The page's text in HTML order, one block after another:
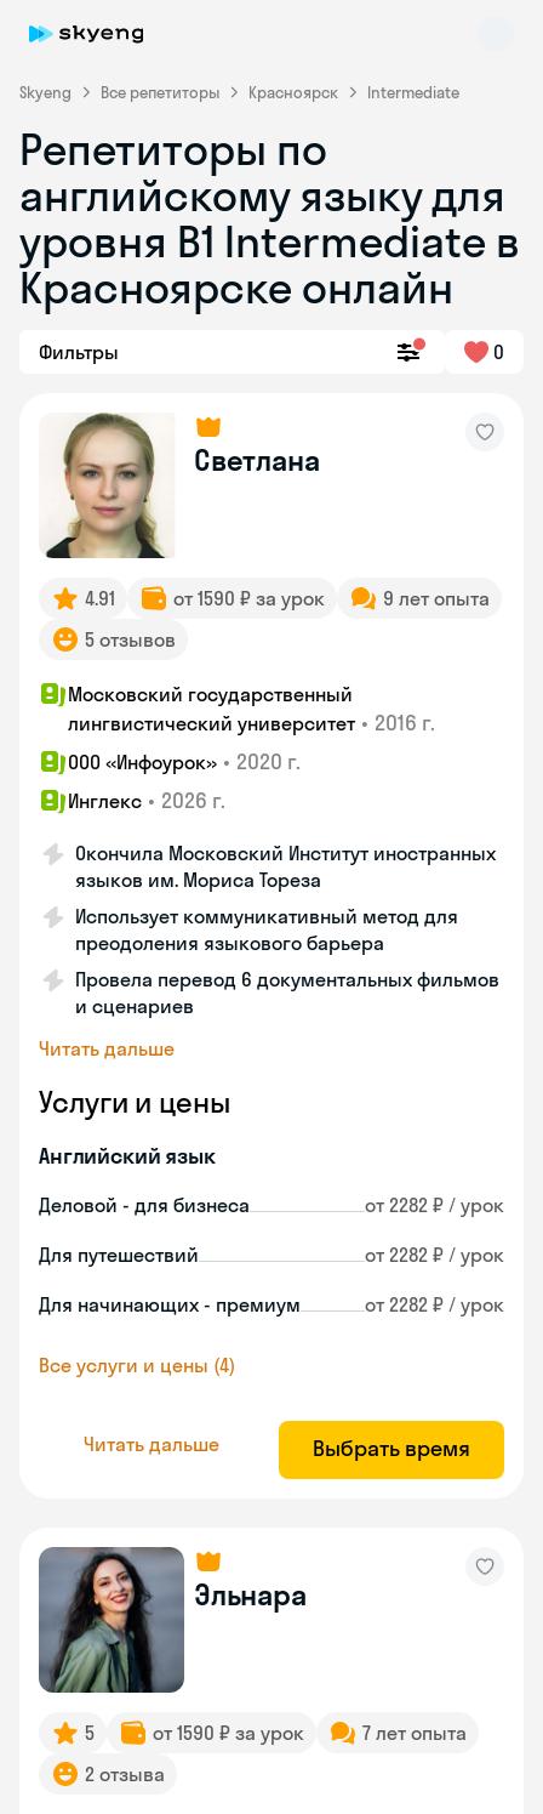
Skyeng Все репетиторы Красноярск Intermediate
Репетиторы по
английскому языку для
уровня B1 Intermediate в
Красноярске онлайн
Фильтры 0
Светлана
4.91 от 1590 ₽ за урок
9 лет опыта
5 отзывов
Московский государственный
лингвистический университет • 2016 г.
ООО «Инфоурок» • 2020 г.
Инглекс • 2026 г.
Окончила Московский Институт иностранных
языков им. Мориса Тореза
Использует коммуникативный метод для
преодоления языкового барьера
Провела перевод 6 документальных фильмов
и сценариев
Читать дальше
Услуги и цены
Английский язык
Деловой - для бизнеса от 2282 ₽ / урок
Для путешествий от 2282 ₽ / урок
Для начинающих - премиум от 2282 ₽ / урок
Все услуги и цены (4)
Читать дальше Выбрать время
Эльнара
5 от 1590 ₽ за урок
7 лет опыта
2 отзыва